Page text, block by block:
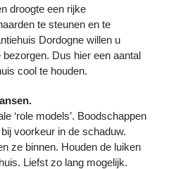
droogte een rijke
te steunen en te
Dordogne willen u
Dus hier een aantal
cool te houden.
‘role models’. Boodschappen
voorkeur in de schaduw.
ze binnen. Houden de luiken
Liefst zo lang mogelijk.